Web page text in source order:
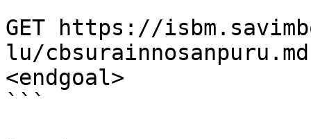
GET https://
lu/
<endgoal>
```